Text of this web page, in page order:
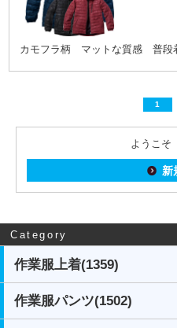
カモフラ柄 マットな質感 普段
1
ようこ
新
Category
作業服上着(1359)
作業服パンツ(1502)